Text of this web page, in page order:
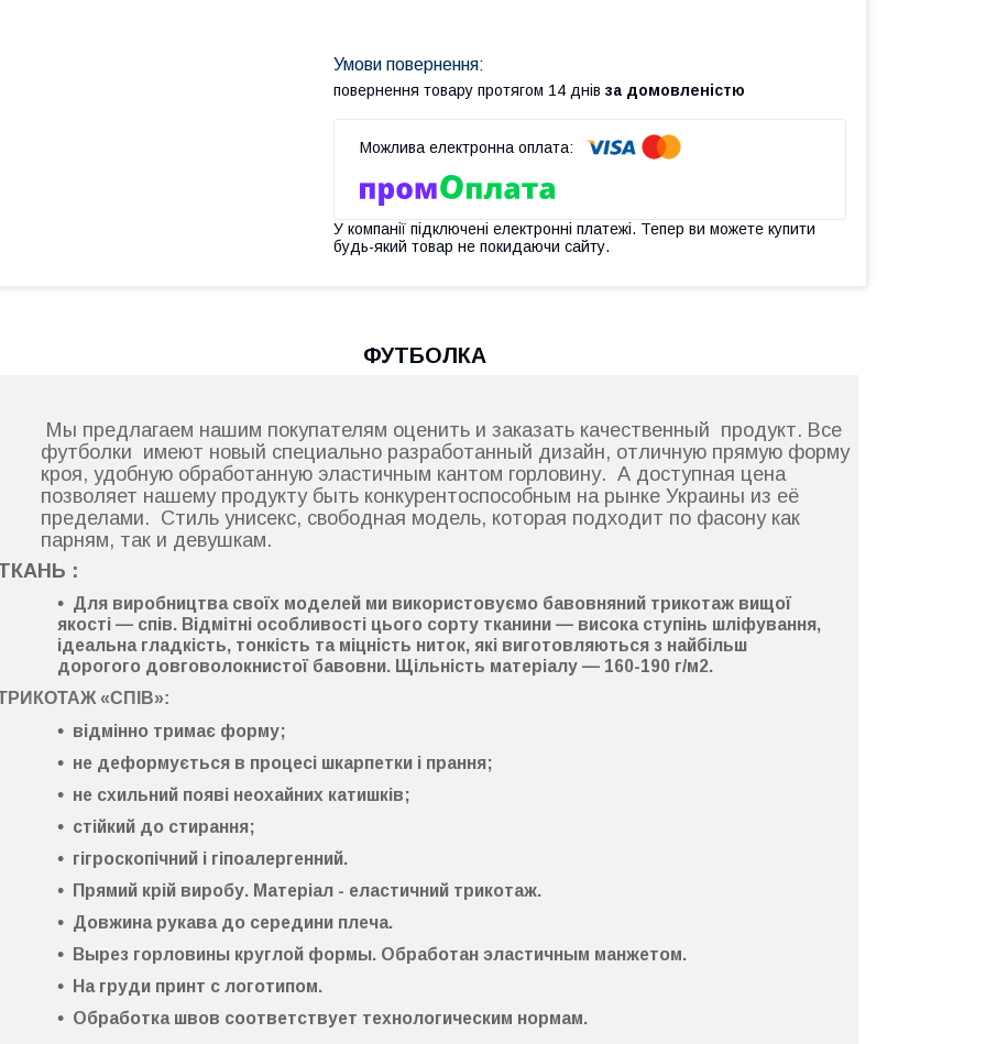
повернення товару протягом 14 днів за домовленістю
У компанії підключені електронні платежі. Тепер ви можете купити
будь-який товар не покидаючи сайту.
ФУТБОЛКА
Мы предлагаем нашим покупателям оценить и заказать качественный продукт. Все
футболки имеют новый специально разработанный дизайн, отличную прямую форму
кроя, удобную обработанную эластичным кантом горловину. А доступная цена
позволяет нашему продукту быть конкурентоспособным на рынке Украины из её
пределами. Стиль унисекс, свободная модель, которая подходит по фасону как
парням, так и девушкам.
:
Для виробництва своїх моделей ми використовуємо бавовняний трикотаж вищої
якості — спів. Відмітні особливості цього сорту тканини — висока ступінь шліфування,
ідеальна гладкість, тонкість та міцність ниток, які виготовляються з найбільш
дорогого довговолокнистої бавовни. Щільність матеріалу — 160-190 г/м2.
«СПІВ»:
відмінно тримає форму;
не деформується в процесі шкарпетки і прання;
не схильний появі неохайних катишків;
стійкий до стирання;
гігроскопічний і гіпоалергенний.
Прямий крій виробу. Матеріал - еластичний трикотаж.
Довжина рукава до середини плеча.
Вырез горловины круглой формы. Обработан эластичным манжетом.
На груди принт с логотипом.
Обработка швов соответствует технологическим нормам.